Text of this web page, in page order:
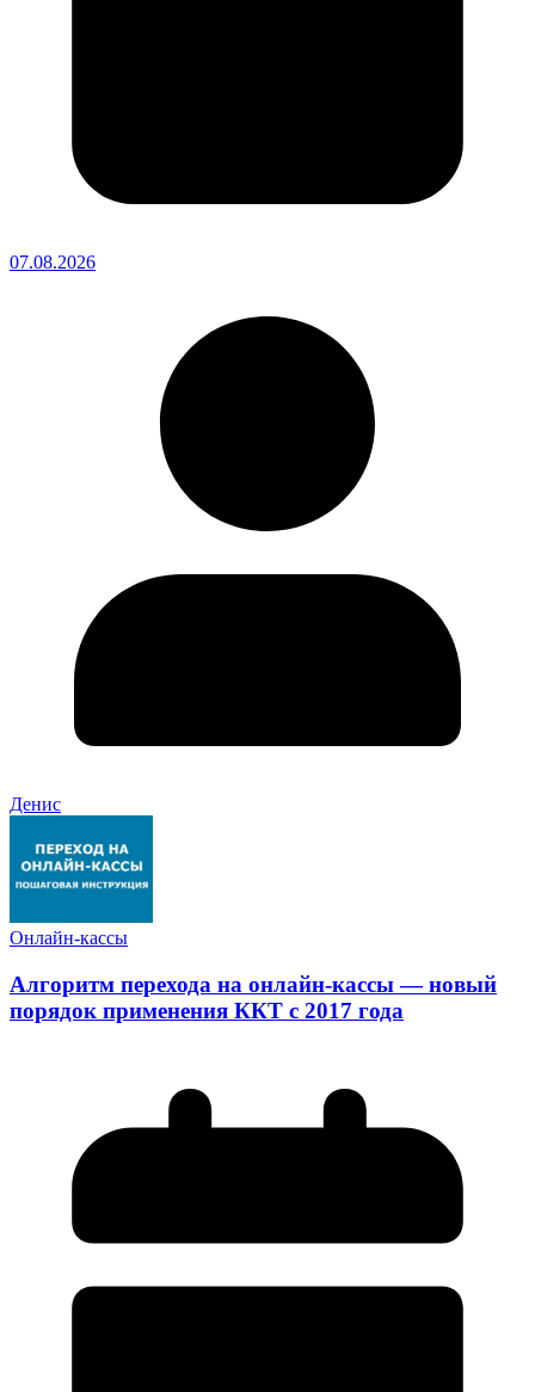
07.08.2026
Денис
Онлайн-кассы
Алгоритм перехода на онлайн-кассы — новый
порядок применения ККТ с 2017 года